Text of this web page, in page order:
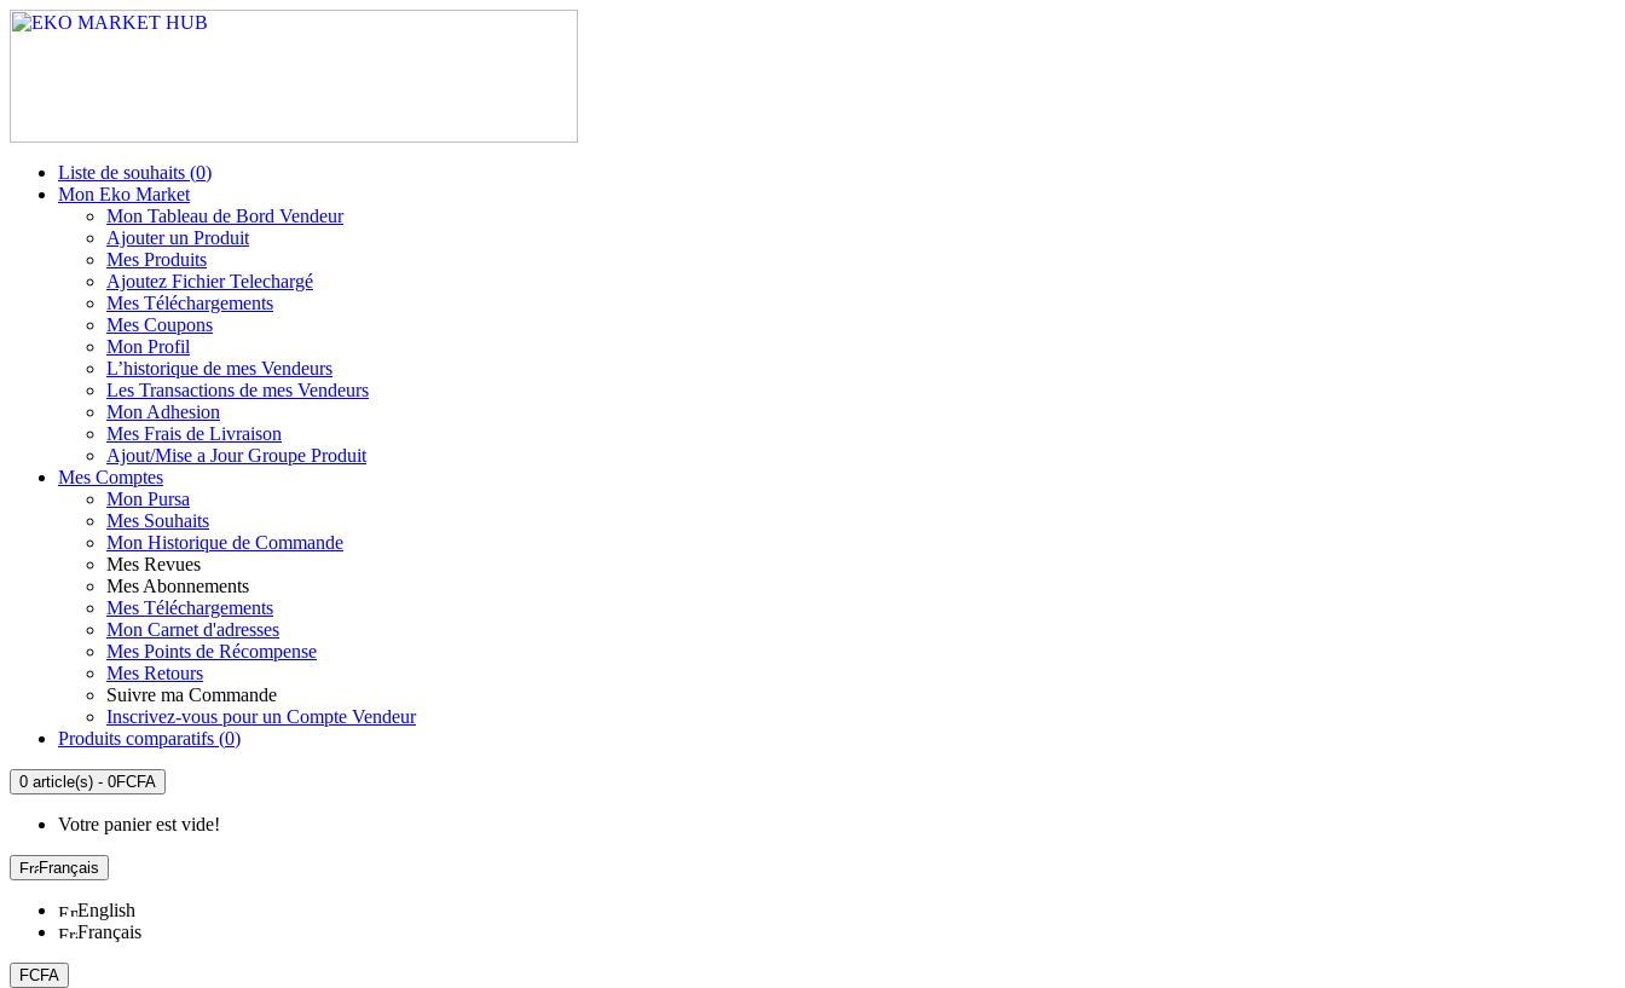
Liste de souhaits (0)
Mon Eko Market
Mon Tableau de Bord Vendeur
Ajouter un Produit
Mes Produits
Ajoutez Fichier Telechargé
Mes Téléchargements
Mes Coupons
Mon Profil
L’historique de mes Vendeurs
Les Transactions de mes Vendeurs
Mon Adhesion
Mes Frais de Livraison
Ajout/Mise a Jour Groupe Produit
Mes Comptes
Mon Pursa
Mes Souhaits
Mon Historique de Commande
Mes Revues
Mes Abonnements
Mes Téléchargements
Mon Carnet d'adresses
Mes Points de Récompense
Mes Retours
Suivre ma Commande
Inscrivez-vous pour un Compte Vendeur
Produits comparatifs (0)
0 article(s) - 0FCFA
Votre panier est vide!
Français
English
Français
FCFA